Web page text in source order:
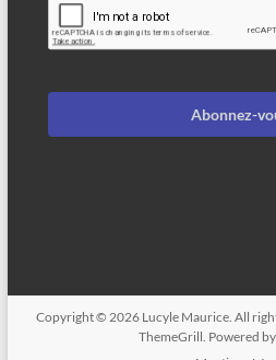
Abonnez-
Copyright © 2026 Lucyle Maurice . All
ThemeGrill. Powered